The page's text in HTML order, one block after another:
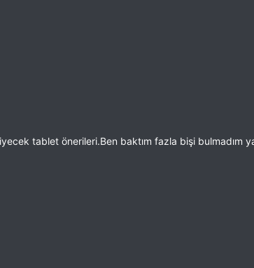
tablet önerileri.Ben baktım fazla bişi bulmadım